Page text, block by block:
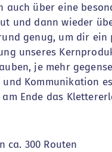
auch über eine
und dann wieder
genug, um dir ein
unseres
je mehr
und Kommunikation
Ende das
ca. 300 Routen